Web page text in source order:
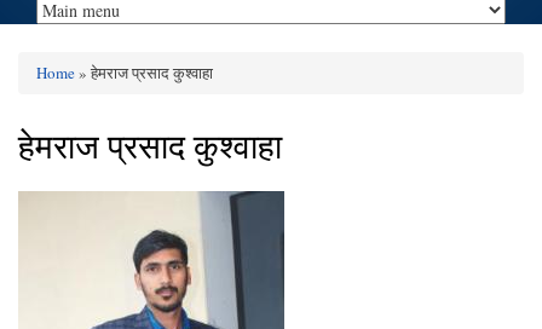
You are here
Home» हेमराज प्रसाद कुश्‍वाहा
हेमराज प्रसाद कुश्‍वाहा